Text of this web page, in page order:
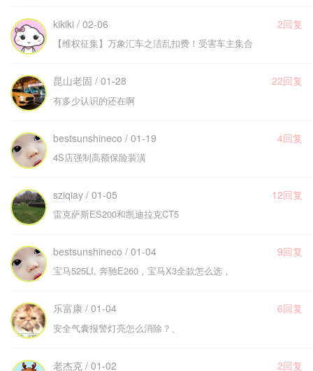
kikiki / 02-06 2回复
【维权征集】万象汇车之洁乱扣费！受害车主集合
昆山老固 / 01-28 22回复
有多少认识的还在啊
bestsunshineco / 01-19 4回复
4S店强制高额保险装潢
sziqiay / 01-05 12回复
雷克萨斯ES200和凯迪拉克CT5
bestsunshineco / 01-04 9回复
宝马525LI, 奔驰E260，宝马X3全款怎么选，
乐富康 / 01-04 6回复
安全气囊报警灯亮怎么消除？、
老杰克 / 01-02 2回复